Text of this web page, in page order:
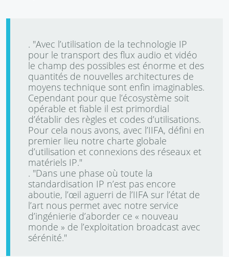
. "Avec l’utilisation de la technologie IP
pour le transport des flux audio et vidéo
le champ des possibles est énorme et des
quantités de nouvelles architectures de
moyens technique sont enfin imaginables.
Cependant pour que l’écosystème soit
opérable et fiable il est primordial
d’établir des règles et codes d’utilisations.
Pour cela nous avons, avec l’IIFA, défini en
premier lieu notre charte globale
d’utilisation et connexions des réseaux et
matériels IP."
. "Dans une phase où toute la
standardisation IP n’est pas encore
aboutie, l’œil aguerri de l’IIFA sur l’état de
l’art nous permet avec notre service
d’ingénierie d’aborder ce « nouveau
monde » de l’exploitation broadcast avec
sérénité."